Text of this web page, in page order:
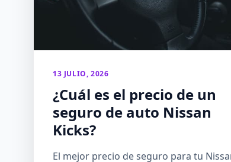
13 JULIO, 2026
¿Cuál es el precio de un
seguro de auto Nissan
Kicks?
El mejor precio de seguro para tu